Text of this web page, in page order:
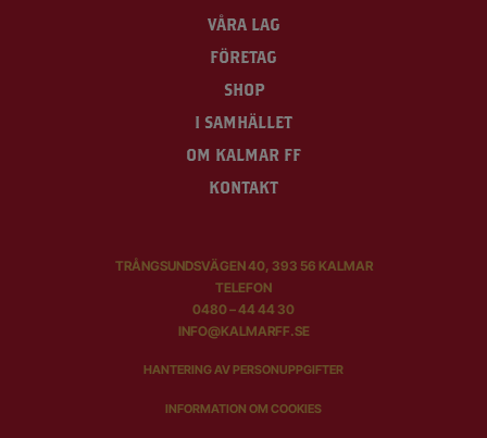
VÅRA LAG
FÖRETAG
SHOP
I SAMHÄLLET
OM KALMAR FF
KONTAKT
TRÅNGSUNDSVÄGEN 40, 393 56 KALMAR
TELEFON
0480 – 44 44 30
INFO@KALMARFF.SE
HANTERING AV PERSONUPPGIFTER
INFORMATION OM COOKIES